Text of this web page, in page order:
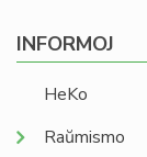
INFORMOJ
HeKo
Raŭmismo